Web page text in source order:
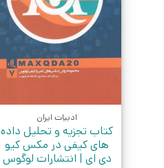
ادبیات ایران
کتاب تجزیه و تحلیل داده
های کیفی در مکس کیو
دی ای | انتشارات لوگوس